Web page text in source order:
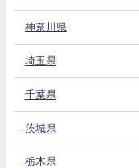
神奈川県
埼玉県
千葉県
茨城県
栃木県